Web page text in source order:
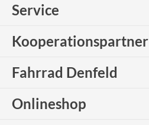
Service
Kooperationspartner
Fahrrad Denfeld
Onlineshop